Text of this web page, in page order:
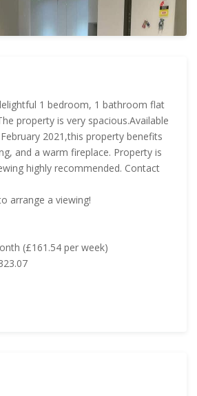
1 bedroom, 1 bathroom flat
property is very spacious.Available
2021,this property benefits
and a warm fireplace. Property is
highly recommended. Contact
arrange a viewing!
(£161.54 per week)